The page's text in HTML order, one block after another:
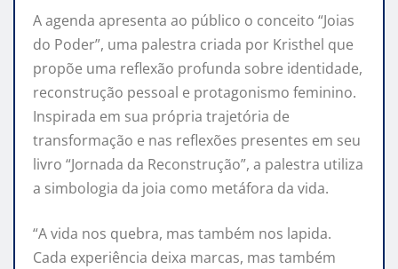
A agenda apresenta ao público o conceito “Joias
do Poder”, uma palestra criada por Kristhel que
propõe uma reflexão profunda sobre identidade,
reconstrução pessoal e protagonismo feminino.
Inspirada em sua própria trajetória de
transformação e nas reflexões presentes em seu
livro “Jornada da Reconstrução”, a palestra utiliza
a simbologia da joia como metáfora da vida.
“A vida nos quebra, mas também nos lapida.
Cada experiência deixa marcas, mas também